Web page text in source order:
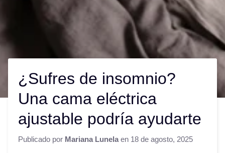
¿Sufres de insomnio?
Una cama eléctrica
ajustable podría ayudarte
Publicado por Mariana Lunela en 18 de agosto, 2025